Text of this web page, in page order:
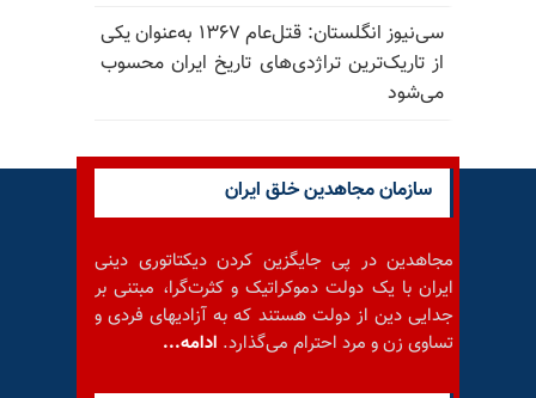
سی‌نیوز انگلستان: قتل‌عام ۱۳۶۷ به‌عنوان یکی
از تاریک‌ترین تراژدی‌های تاریخ ایران محسوب
می‌شود
سازمان مجاهدین خلق ایران
مجاهدین در پی جایگزین کردن دیکتاتوری دینی
ایران با یک دولت دموکراتیک و کثرت‌گرا، مبتنی بر
جدایی دین از دولت هستند که به آزادیهای فردی و
تساوی زن و مرد احترام می‌گذارد. ادامه...